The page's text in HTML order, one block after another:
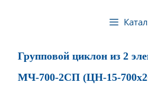
Групповой циклон из 2
МЧ-700-2СП (ЦН-15-